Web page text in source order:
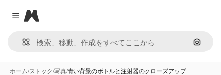
Close menu
Magnific
画像で
ホーム/ストック/写真/青い背景のボトルと注射器のクローズアップ